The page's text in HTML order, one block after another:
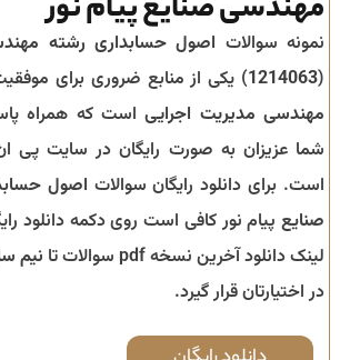
مهندسی صنایع پیام نور
نمونه سوالات اصول حسابداری رشته
(
1214063) یکی از منابع ضروری برای
مهندسی مدیریت اجراییاست که همراه
شما عزیزان به صورت رایگان در سایت پی ان
است. برای دانلود رایگان سوالات اصول
صنایع پیام نور کافی است روی دکمه دانلود
لینک دانلود آخرین نسخه pdf سوالات تا
نیم سال
در اختیارتان قرار گیرد.